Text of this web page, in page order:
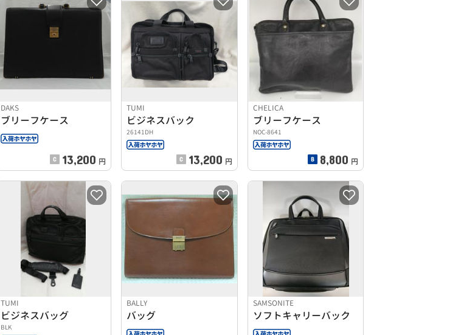
DAKS
ブリーフケース
13,200 円
TUMI
ビジネスバック
26141DH
13,200 円
CHELICA
ブリーフケース
NOC-8641
8,800 円
TUMI
ビジネスバッグ
BLK
BALLY
バッグ
SAMSONITE
ソフトキャリーバック